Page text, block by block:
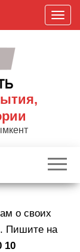
П
о
к
р
о своих
Пишите на
10